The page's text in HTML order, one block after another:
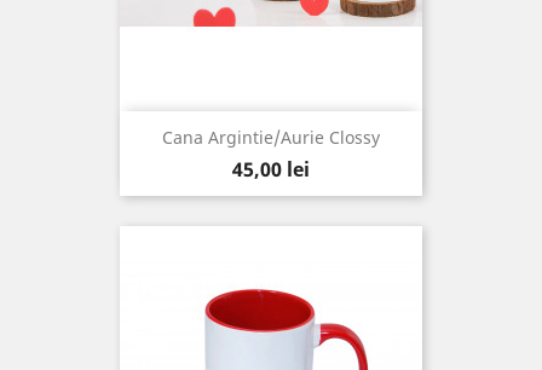
Cana Argintie/Aurie Clossy
Pret
45,00 lei